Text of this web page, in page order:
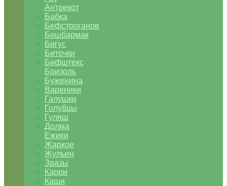
Антрекот
Бабка
Бефстроганов
Бешбармак
Бигус
Биточки
Бифштекс
Бризоль
Буженина
Вареники
Галушки
Голубцы
Гуляш
Долма
Ежики
Жаркое
Жульен
Зразы
Карри
Каши